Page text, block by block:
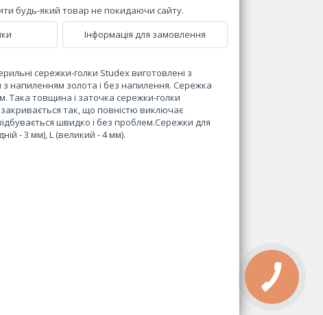
будь-який товар не покидаючи сайту.
Інформація для замовлення
сережки-голки Studex виготовлені з
з напиленням золота і без напилення. Сережка
Така товщина і заточка сережки-голки
так, що повністю виключає
швидко і без проблем.Сережки для
- 3 мм), L (великий - 4 мм).